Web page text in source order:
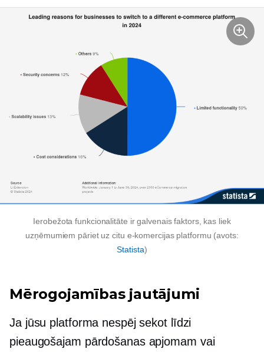
Ierobežota funkcionalitāte ir galvenais faktors, kas liek
uzņēmumiem pāriet uz citu e-komercijas platformu (avots:
Statista)
Mērogojamības jautājumi
Ja jūsu platforma nespēj sekot līdzi
pieaugošajam pārdošanas apjomam vai